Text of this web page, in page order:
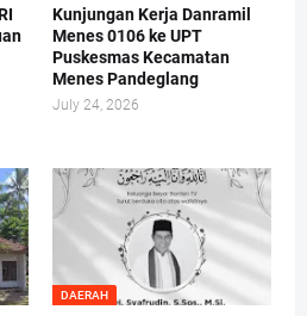
Kunjungan Kerja Danramil
Menes 0106 ke UPT
Puskesmas Kecamatan
Menes Pandeglang
July 24, 2026
DAERAH